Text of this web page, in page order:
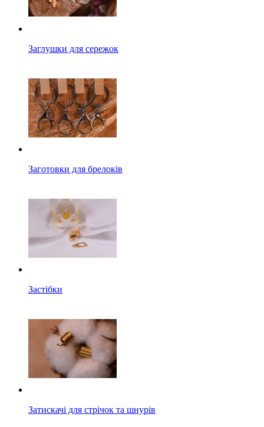
Заглушки для сережок
Заготовки для брелоків
Застібки
Затискачі для стрічок та шнурів